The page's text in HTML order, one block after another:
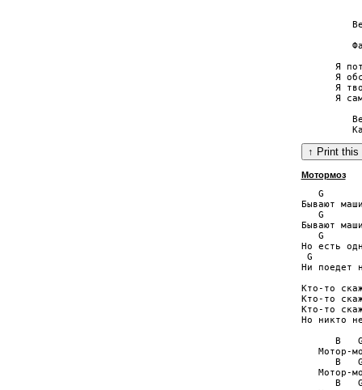
Я
Я
Я
Я
Мотормоз
G
Бывают
G
Бывают
G
Но есть
G
Ни поедет
Кто-то
Кто-то
Кто-то
Но никто
B
Мотор-
B
Мотор-
B